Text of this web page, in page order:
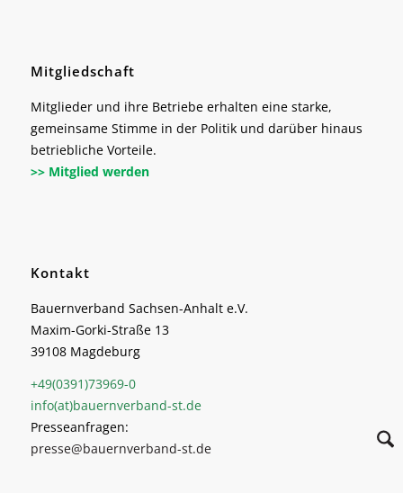
Mitgliedschaft
Mitglieder und ihre Betriebe erhalten eine starke,
gemeinsame Stimme in der Politik und darüber hinaus
betriebliche Vorteile.
>> Mitglied werden
Kontakt
Bauernverband Sachsen-Anhalt e.V.
Maxim-Gorki-Straße 13
39108 Magdeburg
+49(0391)73969-0
info(at)bauernverband-st.de
Presseanfragen:
presse@bauernverband-st.de